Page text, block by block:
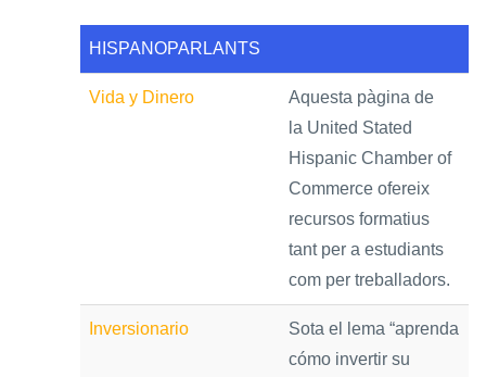
AGENDA
EF
ENLLAÇOS
NOSALTRES
HISPANOPARLANTS
Vida y Dinero
Aquesta pàgina de
la United Stated
Hispanic Chamber of
Commerce ofereix
recursos formatius
tant per a estudiants
com per treballadors.
Inversionario
Sota el lema “aprenda
cómo invertir su